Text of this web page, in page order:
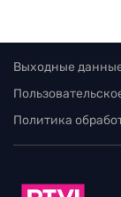
Выходные
Политика